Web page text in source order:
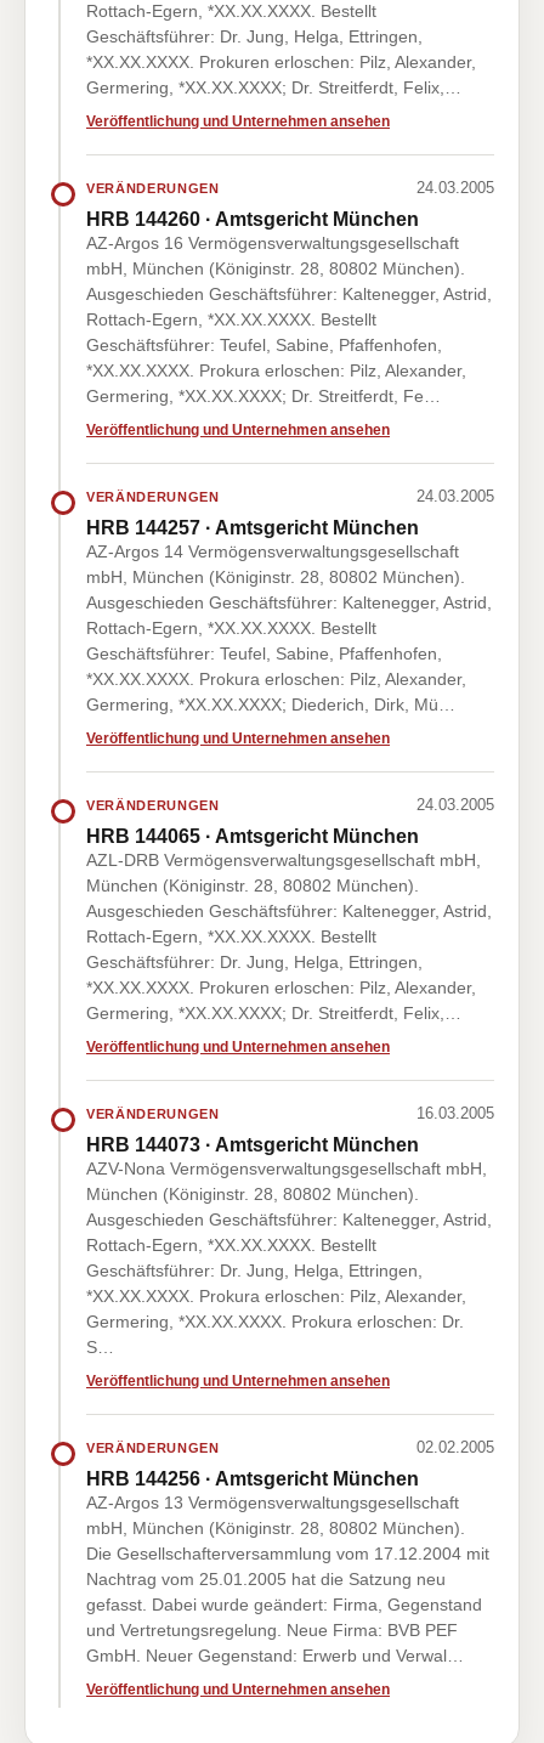
Rottach-Egern, *XX.XX.XXXX. Bestellt
Geschäftsführer: Dr. Jung, Helga, Ettringen,
*XX.XX.XXXX. Prokuren erloschen: Pilz, Alexander,
Germering, *XX.XX.XXXX; Dr. Streitferdt, Felix,…
Veröffentlichung und Unternehmen ansehen
VERÄNDERUNGEN 24.03.2005
HRB 144260 · Amtsgericht München
AZ-Argos 16 Vermögensverwaltungsgesellschaft
mbH, München (Königinstr. 28, 80802 München).
Ausgeschieden Geschäftsführer: Kaltenegger, Astrid,
Rottach-Egern, *XX.XX.XXXX. Bestellt
Geschäftsführer: Teufel, Sabine, Pfaffenhofen,
*XX.XX.XXXX. Prokura erloschen: Pilz, Alexander,
Germering, *XX.XX.XXXX; Dr. Streitferdt, Fe…
Veröffentlichung und Unternehmen ansehen
VERÄNDERUNGEN 24.03.2005
HRB 144257 · Amtsgericht München
AZ-Argos 14 Vermögensverwaltungsgesellschaft
mbH, München (Königinstr. 28, 80802 München).
Ausgeschieden Geschäftsführer: Kaltenegger, Astrid,
Rottach-Egern, *XX.XX.XXXX. Bestellt
Geschäftsführer: Teufel, Sabine, Pfaffenhofen,
*XX.XX.XXXX. Prokura erloschen: Pilz, Alexander,
Germering, *XX.XX.XXXX; Diederich, Dirk, Mü…
Veröffentlichung und Unternehmen ansehen
VERÄNDERUNGEN 24.03.2005
HRB 144065 · Amtsgericht München
AZL-DRB Vermögensverwaltungsgesellschaft mbH,
München (Königinstr. 28, 80802 München).
Ausgeschieden Geschäftsführer: Kaltenegger, Astrid,
Rottach-Egern, *XX.XX.XXXX. Bestellt
Geschäftsführer: Dr. Jung, Helga, Ettringen,
*XX.XX.XXXX. Prokuren erloschen: Pilz, Alexander,
Germering, *XX.XX.XXXX; Dr. Streitferdt, Felix,…
Veröffentlichung und Unternehmen ansehen
VERÄNDERUNGEN 16.03.2005
HRB 144073 · Amtsgericht München
AZV-Nona Vermögensverwaltungsgesellschaft mbH,
München (Königinstr. 28, 80802 München).
Ausgeschieden Geschäftsführer: Kaltenegger, Astrid,
Rottach-Egern, *XX.XX.XXXX. Bestellt
Geschäftsführer: Dr. Jung, Helga, Ettringen,
*XX.XX.XXXX. Prokura erloschen: Pilz, Alexander,
Germering, *XX.XX.XXXX. Prokura erloschen: Dr.
S…
Veröffentlichung und Unternehmen ansehen
VERÄNDERUNGEN 02.02.2005
HRB 144256 · Amtsgericht München
AZ-Argos 13 Vermögensverwaltungsgesellschaft
mbH, München (Königinstr. 28, 80802 München).
Die Gesellschafterversammlung vom 17.12.2004 mit
Nachtrag vom 25.01.2005 hat die Satzung neu
gefasst. Dabei wurde geändert: Firma, Gegenstand
und Vertretungsregelung. Neue Firma: BVB PEF
GmbH. Neuer Gegenstand: Erwerb und Verwal…
Veröffentlichung und Unternehmen ansehen